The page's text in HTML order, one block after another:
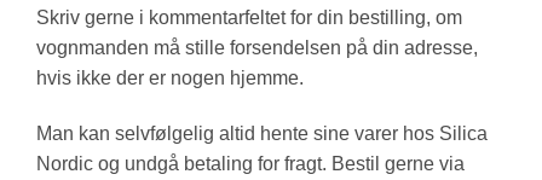
Skriv gerne i kommentarfeltet for din bestilling, om
vognmanden må stille forsendelsen på din adresse,
hvis ikke der er nogen hjemme.
Man kan selvfølgelig altid hente sine varer hos Silica
Nordic og undgå betaling for fragt. Bestil gerne via